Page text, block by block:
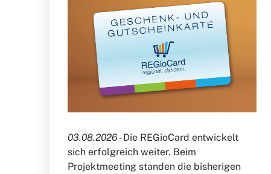
03.08.2026 -Die REGioCard entwickelt
sich erfolgreich weiter. Beim
Projektmeeting standen die bisherigen